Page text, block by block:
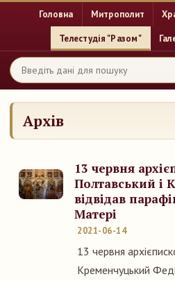
Головна Митрополит
Телестудія "Разом"
Архів
13 червня
Полтавський і
відвідав
Матері
2021-06-14
13 червня
Кременчуцький